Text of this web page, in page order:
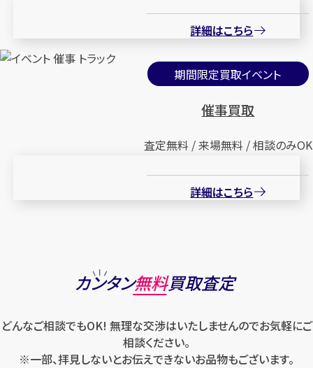
詳細はこちら
期間限定買取イベント
催事買取
査定無料 / 来場無料 / 相談のみOK
詳細はこちら
カンタン無料買取査定
どんなご相談でもOK! 無理な交渉はいたしませんのでお気軽にご
相談ください。
※一部、拝見しないとお伝えできないお品物もございます。